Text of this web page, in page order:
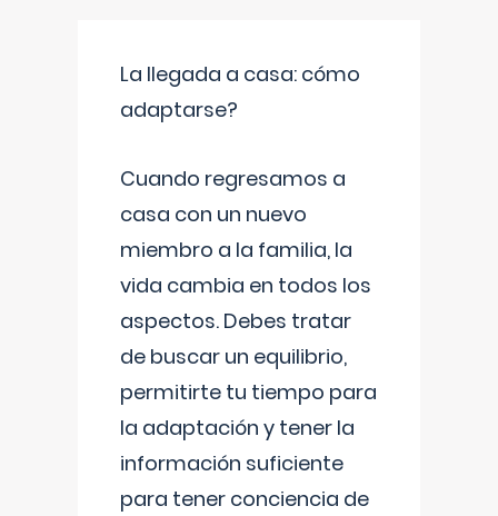
La llegada a casa: cómo
adaptarse?
Cuando regresamos a
casa con un nuevo
miembro a la familia, la
vida cambia en todos los
aspectos. Debes tratar
de buscar un equilibrio,
permitirte tu tiempo para
la adaptación y tener la
información suficiente
para tener conciencia de